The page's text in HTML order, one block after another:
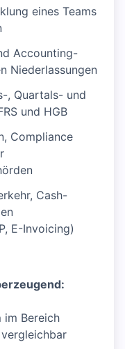
eines Teams
Accounting-
Niederlassungen
, Quartals- und
und HGB
Compliance
Cash-
E-Invoicing)
im Bereich